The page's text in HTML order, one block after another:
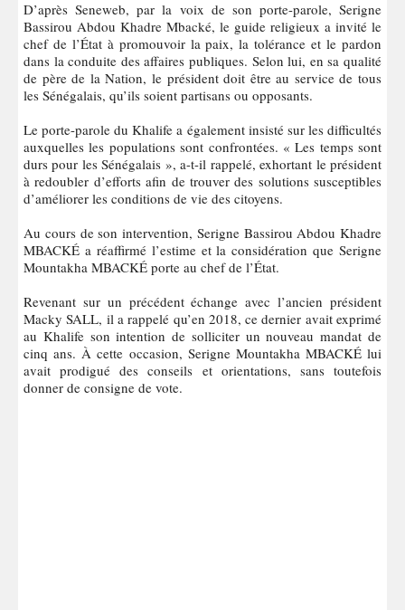
D’après Seneweb, par la voix de son porte-parole, Serigne
Bassirou Abdou Khadre Mbacké, le guide religieux a invité le
chef de l’État à promouvoir la paix, la tolérance et le pardon
dans la conduite des affaires publiques. Selon lui, en sa qualité
de père de la Nation, le président doit être au service de tous
les Sénégalais, qu’ils soient partisans ou opposants.
Le porte-parole du Khalife a également insisté sur les difficultés
auxquelles les populations sont confrontées. « Les temps sont
durs pour les Sénégalais », a-t-il rappelé, exhortant le président
à redoubler d’efforts afin de trouver des solutions susceptibles
d’améliorer les conditions de vie des citoyens.
Au cours de son intervention, Serigne Bassirou Abdou Khadre
MBACKÉ a réaffirmé l’estime et la considération que Serigne
Mountakha MBACKÉ porte au chef de l’État.
Revenant sur un précédent échange avec l’ancien président
Macky SALL, il a rappelé qu’en 2018, ce dernier avait exprimé
au Khalife son intention de solliciter un nouveau mandat de
cinq ans. À cette occasion, Serigne Mountakha MBACKÉ lui
avait prodigué des conseils et orientations, sans toutefois
donner de consigne de vote.